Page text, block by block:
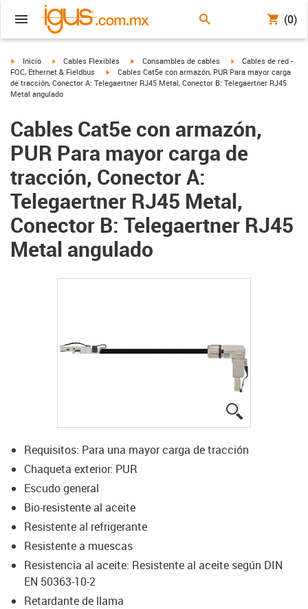
(0)
igus-icon-arrow-right
Inicio igus-icon-arrow-right
Cables Flexibles igus-icon-arrow-right
Consambles de cables igus-icon-arrow-right
Cables de red -
FOC, Ethernet & Fieldbus
igus-icon-arrow-right
Cables Cat5e con armazón, PUR Para mayor carga
de tracción, Conector A: Telegaertner RJ45 Metal, Conector B: Telegaertner RJ45
Metal angulado
Cables Cat5e con armazón,
PUR Para mayor carga de
tracción, Conector A:
Telegaertner RJ45 Metal,
Conector B: Telegaertner RJ45
Metal angulado
Requisitos: Para una mayor carga de tracción
Chaqueta exterior: PUR
Escudo general
Bio-resistente al aceite
Resistente al refrigerante
Resistente a muescas
Resistencia al aceite: Resistente al aceite según DIN
EN 50363-10-2
Retardante de llama